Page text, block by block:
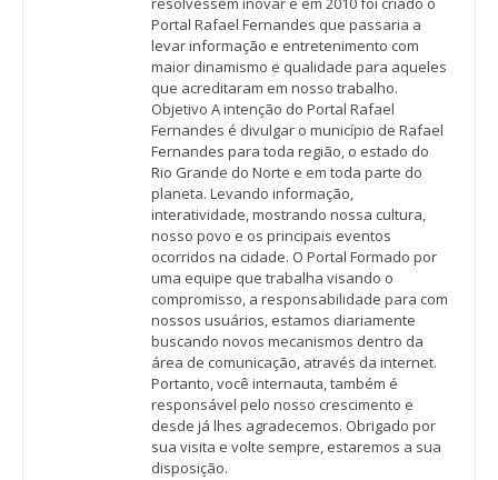
Portal Rafael Fernandes que passaria a
levar informação e entretenimento com
maior dinamismo e qualidade para aqueles
que acreditaram em nosso trabalho.
Objetivo A intenção do Portal Rafael
Fernandes é divulgar o município de Rafael
Fernandes para toda região, o estado do
Rio Grande do Norte e em toda parte do
planeta. Levando informação,
interatividade, mostrando nossa cultura,
nosso povo e os principais eventos
ocorridos na cidade. O Portal Formado por
uma equipe que trabalha visando o
compromisso, a responsabilidade para com
nossos usuários, estamos diariamente
buscando novos mecanismos dentro da
área de comunicação, através da internet.
Portanto, você internauta, também é
responsável pelo nosso crescimento e
desde já lhes agradecemos. Obrigado por
sua visita e volte sempre, estaremos a sua
disposição.